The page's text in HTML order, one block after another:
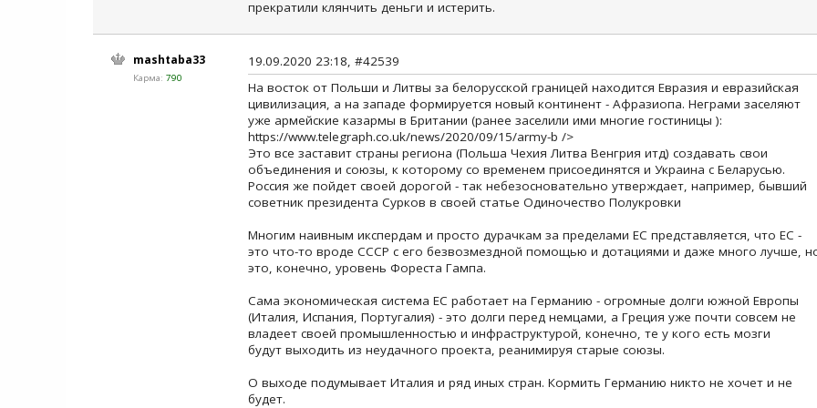
прекратили клянчить деньги и истерить.
mashtaba33
Карма: 790
19.09.2020 23:18, #42539
На восток от Польши и Литвы за белорусской границей находится Евразия и евразийская
цивилизация, а на западе формируется новый континент - Афразиопа. Неграми заселяют
уже армейские казармы в Британии (ранее заселили ими многие гостиницы ):
https://www.telegraph.co.uk/news/2020/09/15/army-b />
Это все заставит страны региона (Польша Чехия Литва Венгрия итд) создавать свои
объединения и союзы, к которому со временем присоединятся и Украина с Беларусью.
Россия же пойдет своей дорогой - так небезосновательно утверждает, например, бывший
советник президента Сурков в своей статье Одиночество Полукровки
Многим наивным икспердам и просто дурачкам за пределами ЕС представляется, что ЕС -
это что-то вроде СССР с его безвозмездной помощью и дотациями и даже много лучше,
это, конечно, уровень Фореста Гампа.
Сама экономическая система ЕС работает на Германию - огромные долги южной Европы
(Италия, Испания, Португалия) - это долги перед немцами, а Греция уже почти совсем не
владеет своей промышленностью и инфраструктурой, конечно, те у кого есть мозги
будут выходить из неудачного проекта, реанимируя старые союзы.
О выходе подумывает Италия и ряд иных стран. Кормить Германию никто не хочет и не
будет.